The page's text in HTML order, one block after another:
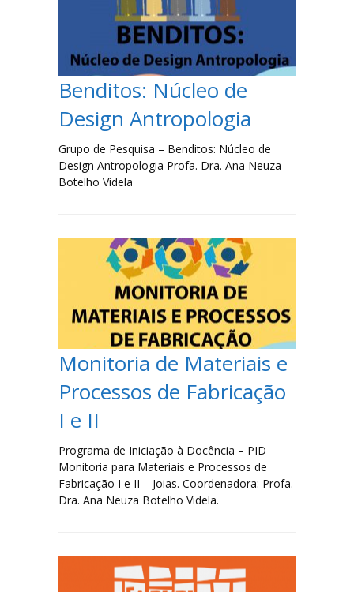
Letras-Libras
Especialização em Tradução e Interpretação de Libras
Lista de Laboratórios
Serviços e Formulários
Processo Seletivo
Links Úteis
Benditos: Núcleo de
Design Antropologia
Grupo de Pesquisa – Benditos: Núcleo de
Design Antropologia Profa. Dra. Ana Neuza
Botelho Videla
Monitoria de Materiais e
Processos de Fabricação
I e II
Programa de Iniciação à Docência – PID
Monitoria para Materiais e Processos de
Fabricação I e II – Joias. Coordenadora: Profa.
Dra. Ana Neuza Botelho Videla.